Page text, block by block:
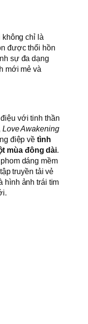
không chỉ là
được thổi hồn
sự đa dạng
mới mẻ và
với tinh thần
Love Awakening
điệp về tình
mùa đông dài.
dáng mềm
truyền tải vẻ
hình ảnh trái tim